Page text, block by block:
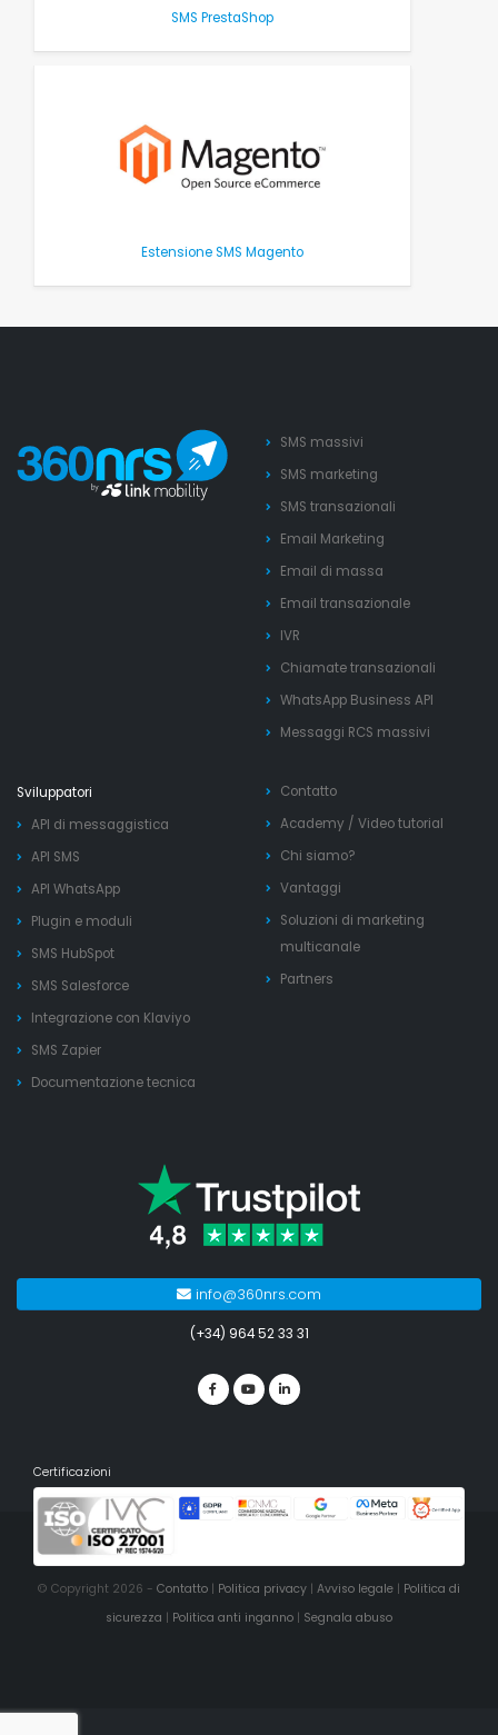
SMS PrestaShop
Estensione SMS Magento
SMS massivi
SMS marketing
SMS transazionali
Email Marketing
Email di massa
Email transazionale
IVR
Chiamate transazionali
WhatsApp Business API
Messaggi RCS massivi
Sviluppatori
API di messaggistica
API SMS
API WhatsApp
Plugin e moduli
SMS HubSpot
SMS Salesforce
Integrazione con Klaviyo
SMS Zapier
Documentazione tecnica
Contatto
Academy / Video tutorial
Chi siamo?
Vantaggi
Soluzioni di marketing
multicanale
Partners
info@360nrs.com
(+34) 964 52 33 31
Certificazioni
© Copyright 2026 - Contatto | Politica privacy | Avviso legale | Politica di
sicurezza | Politica anti inganno | Segnala abuso